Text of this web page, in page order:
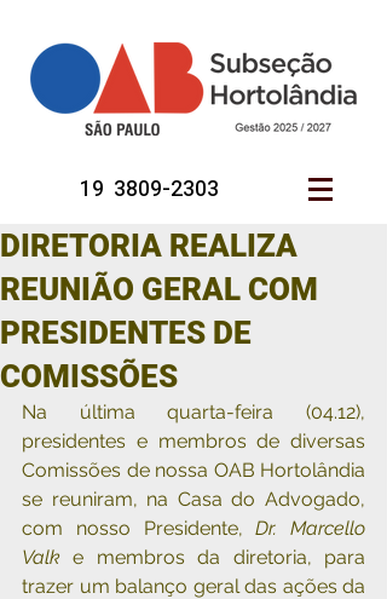
19 3809-2303
DIRETORIA REALIZA
REUNIÃO GERAL COM
PRESIDENTES DE
COMISSÕES
Na última quarta-feira (04.12),
presidentes e membros de diversas
Comissões de nossa OAB Hortolândia
se reuniram, na Casa do Advogado,
com nosso Presidente, Dr. Marcello
Valk e membros da diretoria, para
trazer um balanço geral das ações da